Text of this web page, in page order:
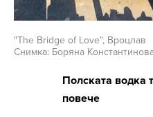
"The Bridge of Love", Вроцлав
Снимка: Боряна
Полската водка
повече